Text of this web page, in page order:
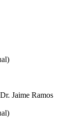
Jaime Ramos